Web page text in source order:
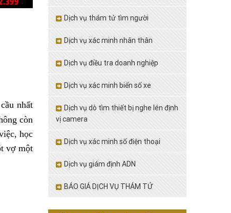
nhất
còn
học
vợ một
Dịch vụ thám tử tìm người
Dịch vụ xác minh nhân thân
Dịch vụ điều tra doanh nghiệp
Dịch vụ xác minh biển số xe
Dịch vụ dò tìm thiết bị nghe lén định
vị camera
Dịch vụ xác minh số điện thoại
Dịch vụ giám định ADN
BÁO GIÁ DỊCH VỤ THÁM TỬ